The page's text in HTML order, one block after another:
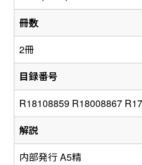
冊数
2冊
目録番号
R18108859 R18008867
解説
内部発行 A5精